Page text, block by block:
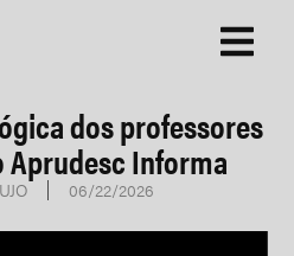
dos professores
Aprudesc Informa
06/22/2026